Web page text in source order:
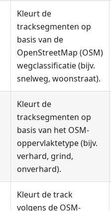
Kleurt de
tracksegmenten op
basis van de
OpenStreetMap (OSM)
wegclassificatie (bijv.
snelweg, woonstraat).
Kleurt de
tracksegmenten op
basis van het OSM-
oppervlaktetype (bijv.
verhard, grind,
onverhard).
Kleurt de track
volgens de OSM-